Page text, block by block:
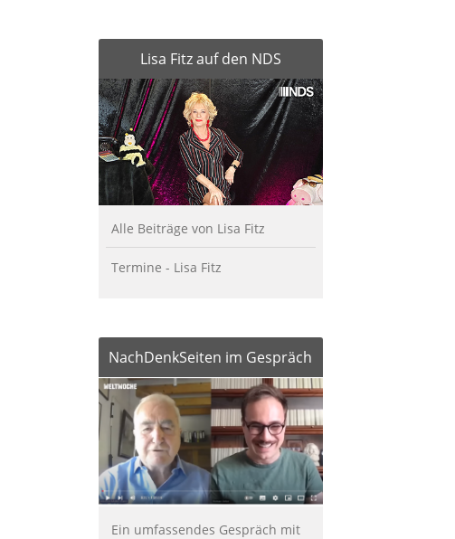
Lisa Fitz auf den NDS
Alle Beiträge von Lisa Fitz
Termine - Lisa Fitz
NachDenkSeiten im Gespräch
Ein umfassendes Gespräch mit